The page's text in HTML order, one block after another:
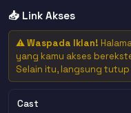
📥 Link Akses
⚠️Waspada Iklan!
yang kamu akses
Selain itu, langsung tutup
Cast